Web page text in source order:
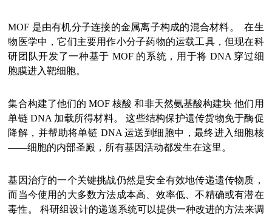
MOF 是由有机分子连接的金属离子构成的混合材料。 在生
物医学中，它们主要用作小分子药物的运载工具，但现在科
研团队开发了一种基于 MOF 的系统，用于将 DNA 穿过细
胞膜进入靶细胞。
集合构建了他们的 MOF 核酸 和非天然氨基酸构建块 他们用
单链 DNA 加载所得材料。 这些结构保护遗传货物免于酶促
降解，并帮助将单链 DNA 运送到细胞中，最终进入细胞核
——细胞的内部圣殿，所有基因活动都发生在这里。
基因治疗的一个关键挑战仍然是安全有效地传递遗传物质，
而当今使用的大多数方法成本高、效率低、不精确或有潜在
毒性。 科研组设计的递送系统可以提供一种改进的方法来调